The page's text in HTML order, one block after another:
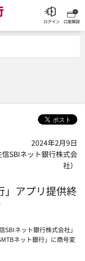
ドコモの銀行 ドコモ
口座開設
ログイン
2024年2月9日
SBIネット銀行株式会
社）
」アプリ提供終
ネット銀行株式会社」
ネット銀行」に商号変